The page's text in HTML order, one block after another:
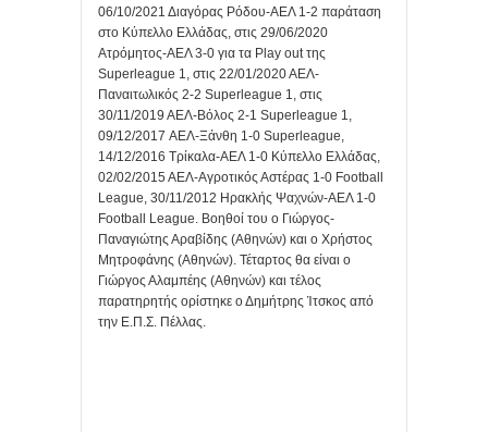
06/10/2021 Διαγόρας Ρόδου-ΑΕΛ 1-2 παράταση
στο Κύπελλο Ελλάδας, στις 29/06/2020
Ατρόμητος-ΑΕΛ 3-0 για τα Play out της
Superleague 1, στις 22/01/2020 ΑΕΛ-
Παναιτωλικός 2-2 Superleague 1, στις
30/11/2019 ΑΕΛ-Βόλος 2-1 Superleague 1,
09/12/2017 ΑΕΛ-Ξάνθη 1-0 Superleague,
14/12/2016 Τρίκαλα-ΑΕΛ 1-0 Κύπελλο Ελλάδας,
02/02/2015 ΑΕΛ-Αγροτικός Αστέρας 1-0 Football
League, 30/11/2012 Ηρακλής Ψαχνών-ΑΕΛ 1-0
Football League. Βοηθοί του ο Γιώργος-
Παναγιώτης Αραβίδης (Αθηνών) και ο Χρήστος
Μητροφάνης (Αθηνών). Τέταρτος θα είναι ο
Γιώργος Αλαμπέης (Αθηνών) και τέλος
παρατηρητής ορίστηκε ο Δημήτρης Ίτσκος από
την Ε.Π.Σ. Πέλλας.